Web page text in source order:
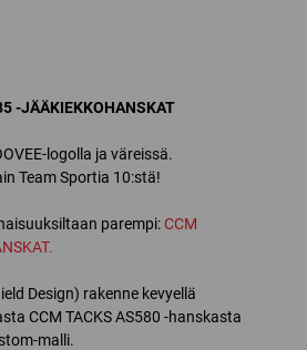
-JÄÄKIEKKOHANSKAT
logolla ja väreissä.
Team Sportia 10:stä!
parempi:CCM
Design) rakenne kevyellä
CCM TACKS AS580 -hanskasta
malli.